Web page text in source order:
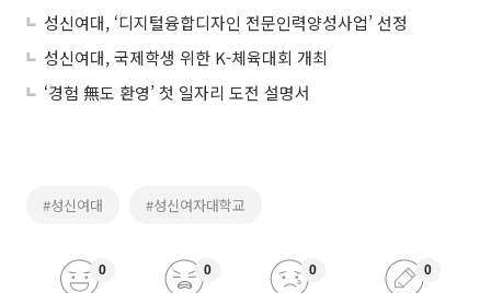
성신여대, ‘디지털융합디자인 전문인력양성사업’ 선정
성신여대, 국제학생 위한 K-체육대회 개최
‘경험 無도 환영’ 첫 일자리 도전 설명서
#성신여대 #성신여자대학교
0 0 0 0